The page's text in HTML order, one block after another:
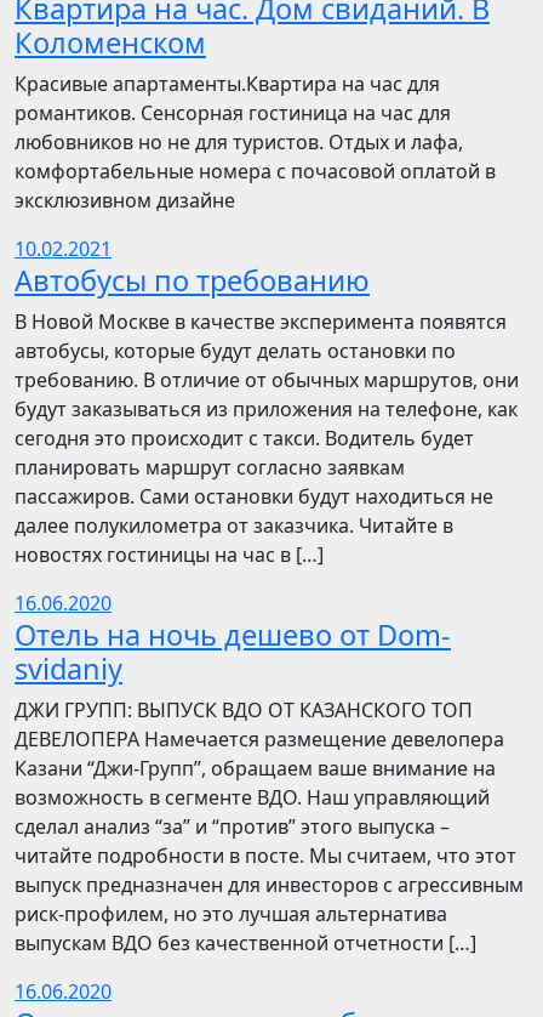
Квартира на час. Дом свиданий. В
Коломенском
Красивые апартаменты.Квартира на час для
романтиков. Сенсорная гостиница на час для
любовников но не для туристов. Отдых и лафа,
комфортабельные номера с почасовой оплатой в
эксклюзивном дизайне
10.02.2021
Автобусы по требованию
В Новой Москве в качестве эксперимента появятся
автобусы, которые будут делать остановки по
требованию. В отличие от обычных маршрутов, они
будут заказываться из приложения на телефоне, как
сегодня это происходит с такси. Водитель будет
планировать маршрут согласно заявкам
пассажиров. Сами остановки будут находиться не
далее полукилометра от заказчика. Читайте в
новостях гостиницы на час в […]
16.06.2020
Отель на ночь дешево от Dom-
svidaniy
​​ДЖИ ГРУПП: ВЫПУСК ВДО ОТ КАЗАНСКОГО ТОП
ДЕВЕЛОПЕРА Намечается размещение девелопера
Казани “Джи-Групп”, обращаем ваше внимание на
возможность в сегменте ВДО. Наш управляющий
сделал анализ “за” и “против” этого выпуска –
читайте подробности в посте. Мы считаем, что этот
выпуск предназначен для инвесторов с агрессивным
риск-профилем, но это лучшая альтернатива
выпускам ВДО без качественной отчетности […]
16.06.2020